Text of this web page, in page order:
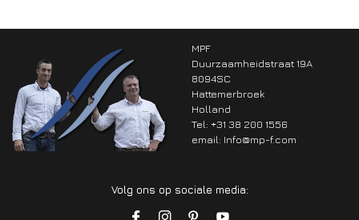
MPF
Duurzaamheidstraat 19A
8094SC
Hattemerbroek
Holland
Tel: +31 38 200 1556
email: Info@mp-f.com
Volg ons op sociale media: